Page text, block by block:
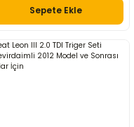
Sepete Ekle